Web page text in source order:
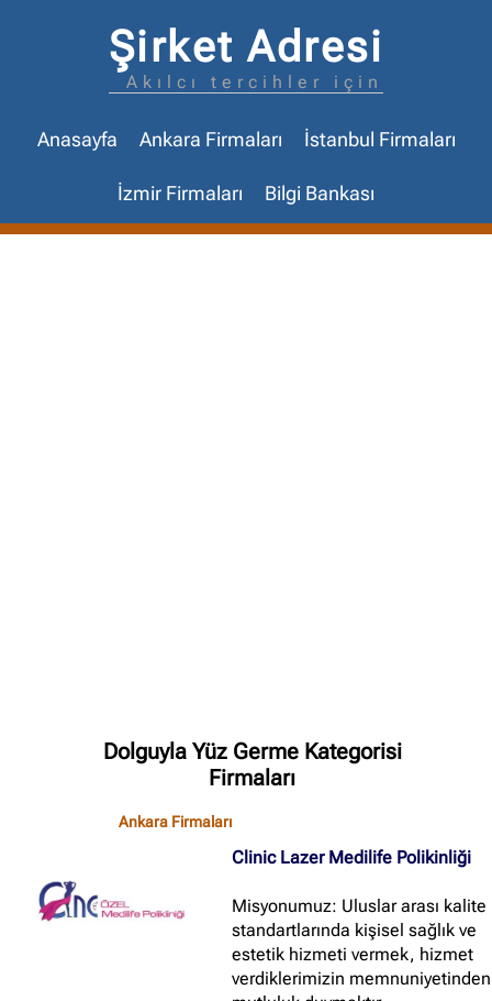
Şirket Adresi
Akılcı tercihler için
Anasayfa Ankara Firmaları İstanbul Firmaları
İzmir Firmaları Bilgi Bankası
Dolguyla Yüz Germe Kategorisi
Firmaları
Ankara Firmaları
Clinic Lazer Medilife Polikinliği
Misyonumuz: Uluslar arası kalite
standartlarında kişisel sağlık ve
estetik hizmeti vermek, hizmet
verdiklerimizin memnuniyetinden
✖
Site içi arama
🔍
İçerik grupları
Ankara Firmaları (672)
İstanbul Firmaları(388)